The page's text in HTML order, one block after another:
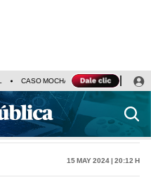
CASO MOCHASUELDOS
15 May 2024 | 20:12 h